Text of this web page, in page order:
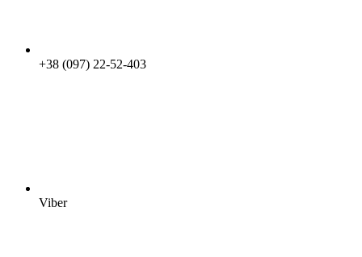
+38 (097) 22-52-403
Viber